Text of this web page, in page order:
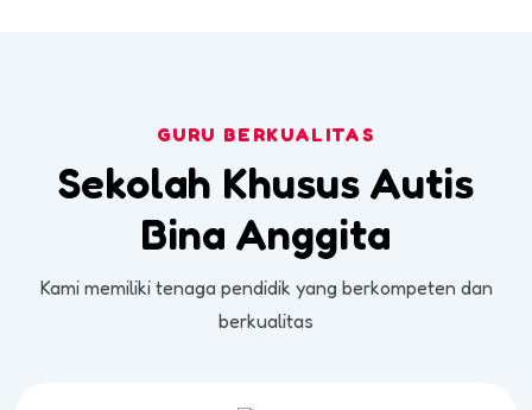
GURU BERKUALITAS
Sekolah Khusus Autis
Bina Anggita
Kami memiliki tenaga pendidik yang berkompeten dan
berkualitas